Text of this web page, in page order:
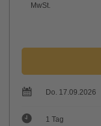
MwSt.
Do. 17.09.2026
1 Tag